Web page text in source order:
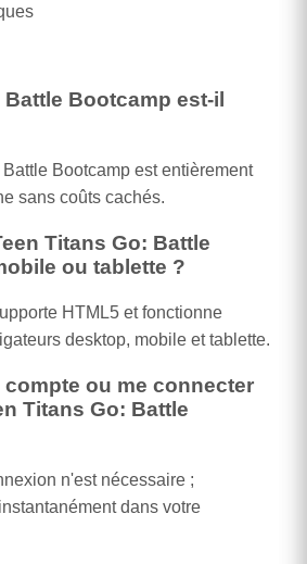
Bootcamp est-il
Bootcamp est entièrement
sans coûts cachés.
Titans Go: Battle
ou tablette ?
HTML5 et fonctionne
desktop, mobile et tablette.
compte ou me connecter
Titans Go: Battle
n'est nécessaire ;
dans votre